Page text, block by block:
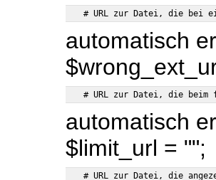
automatisch
automatisch
$limit_url = "";